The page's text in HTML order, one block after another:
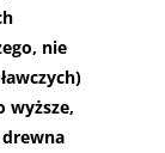
nie
wyższe,